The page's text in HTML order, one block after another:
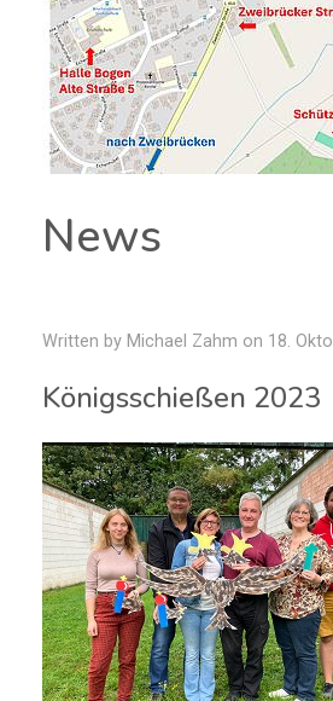
News
Written by Michael Zahm on 18.
Königsschießen 2023